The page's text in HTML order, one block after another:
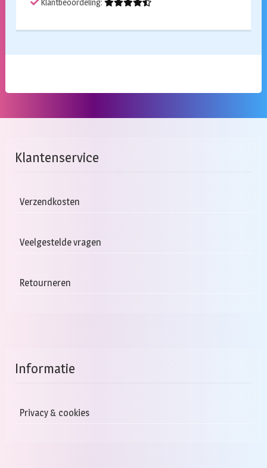
Klantbeoordeling:
Klantenservice
Verzendkosten
Veelgestelde vragen
Retourneren
Informatie
Privacy & cookies